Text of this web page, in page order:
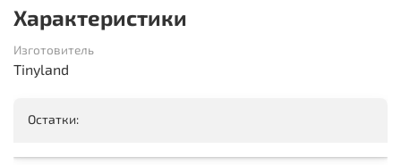
Характеристики
Изготовитель
Tinyland
Остатки: